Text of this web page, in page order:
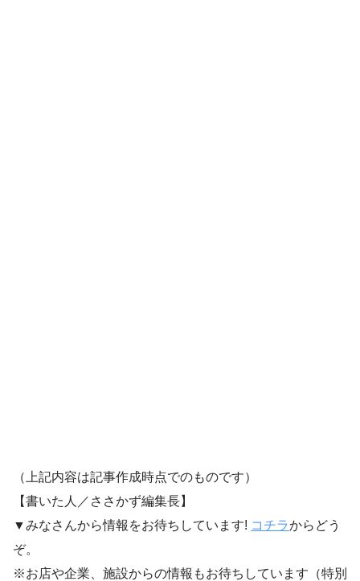
（上記内容は記事作成時点でのものです）
【書いた人／ささかず編集長】
▼みなさんから情報をお待ちしています! コチラからどう
ぞ。
※お店や企業、施設からの情報もお待ちしています（特別